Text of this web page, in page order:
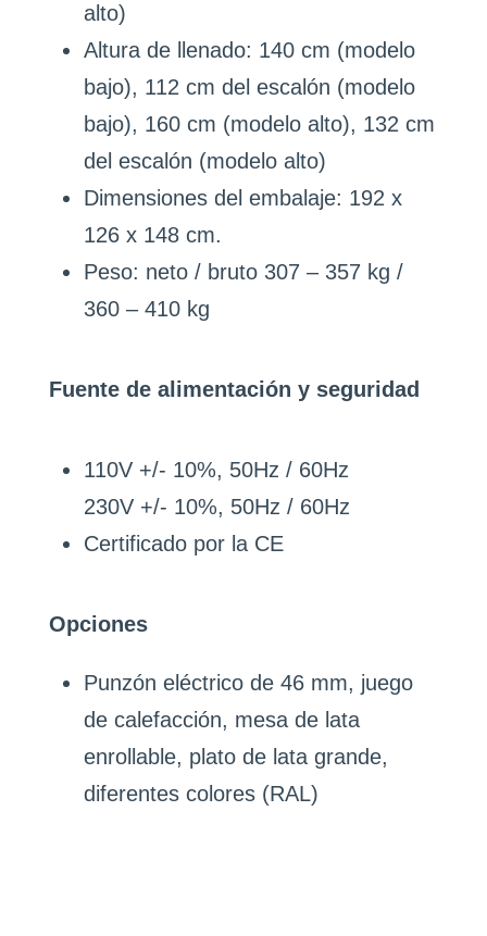
alto)
Altura de llenado: 140 cm (modelo
bajo), 112 cm del escalón (modelo
bajo), 160 cm (modelo alto), 132 cm
del escalón (modelo alto)
Dimensiones del embalaje: 192 x
126 x 148 cm.
Peso: neto / bruto 307 – 357 kg /
360 – 410 kg
Fuente de alimentación y seguridad
110V +/- 10%, 50Hz / 60Hz
230V +/- 10%, 50Hz / 60Hz
Certificado por la CE
Opciones
Punzón eléctrico de 46 mm, juego
de calefacción, mesa de lata
enrollable, plato de lata grande,
diferentes colores (RAL)